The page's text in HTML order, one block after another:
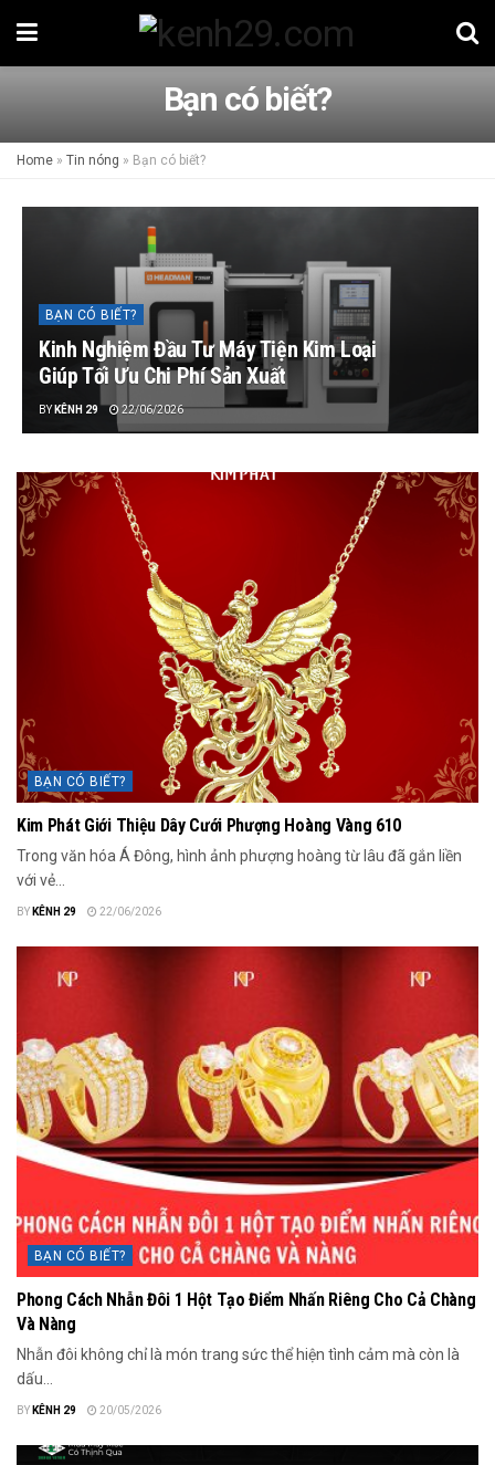
Bạn có biết?
Home » Tin nóng » Bạn có biết?
BẠN CÓ BIẾT?
Kinh Nghiệm Đầu Tư Máy Tiện Kim Loại
Giúp Tối Ưu Chi Phí Sản Xuất
BY KÊNH 29 22/06/2026
BẠN CÓ BIẾT?
Kim Phát Giới Thiệu Dây Cưới Phượng Hoàng Vàng 610
Trong văn hóa Á Đông, hình ảnh phượng hoàng từ lâu đã gắn liền
với vẻ...
BY KÊNH 29 22/06/2026
BẠN CÓ BIẾT?
Phong Cách Nhẫn Đôi 1 Hột Tạo Điểm Nhấn Riêng Cho Cả Chàng
Và Nàng
Nhẫn đôi không chỉ là món trang sức thể hiện tình cảm mà còn là
dấu...
BY KÊNH 29 20/05/2026